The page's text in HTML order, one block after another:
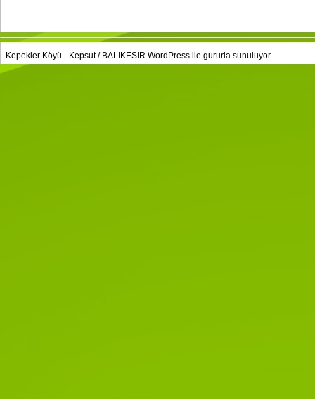
Kepekler Köyü - Kepsut / BALIKESİR WordPress ile gururla sunuluyor